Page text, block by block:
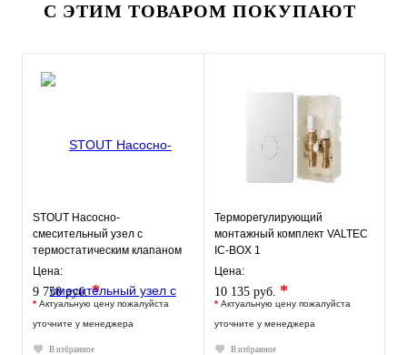
С ЭТИМ ТОВАРОМ ПОКУПАЮТ
STOUT Насосно-
смесительный узел с
термостатическим клапаном
20-43°C и
жидкокристаллическим
термомет
Цена:
9 750 руб.*
* Актуальную цену пожалуйста
уточните у менеджера
В избранное
Терморегулирующий
монтажный комплект VALTEC
IC-BOX 1
Цена:
10 135 руб. *
* Актуальную цену пожалуйста
уточните у менеджера
В избранное